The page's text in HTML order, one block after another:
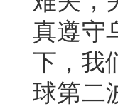
真遵守
下，我
球第二